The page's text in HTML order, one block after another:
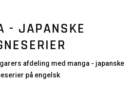
- JAPANSKE
afdeling med manga - japanske
på engelsk